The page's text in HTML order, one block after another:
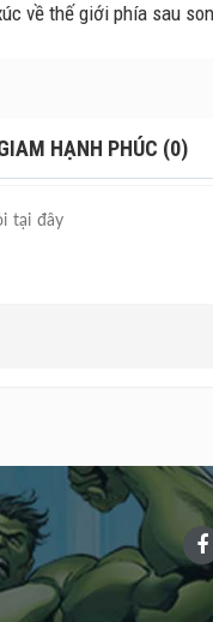
về thế giới phía sau
HẠNH PHÚC (0)